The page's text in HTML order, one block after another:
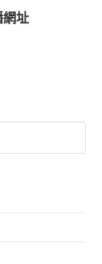
址